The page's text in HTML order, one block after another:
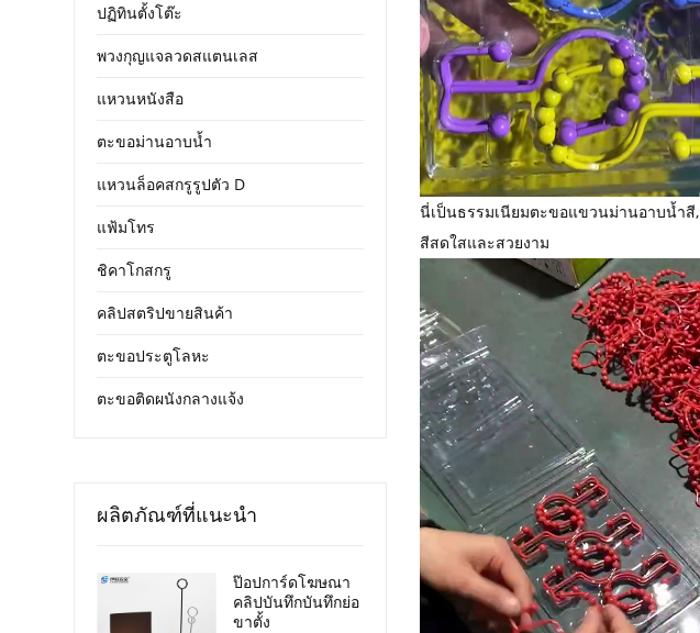
นี่เป็นธรรมเนียมตะขอแขวนม่านอาบน้ำสี,
สีสดใสและสวยงาม
ปฏิทินตั้งโต๊ะ
พวงกุญแจลวดสแตนเลส
แหวนหนังสือ
ตะขอม่านอาบน้ำ
แหวนล็อคสกรูรูปตัว D
แฟ้มโทร
ชิคาโกสกรู
คลิปสตริปขายสินค้า
ตะขอประตูโลหะ
ตะขอติดผนังกลางแจ้ง
ผลิตภัณฑ์ที่แนะนำ
ป๊อปการ์ดโฆษณา
คลิปบันทึกบันทึกย่อ
ขาตั้ง